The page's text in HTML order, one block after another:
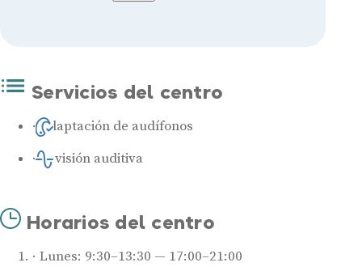
Servicios del centro
Adaptación de audífonos
Revisión auditiva
Horarios del centro
Lunes: 9:30–13:30 — 17:00–21:00